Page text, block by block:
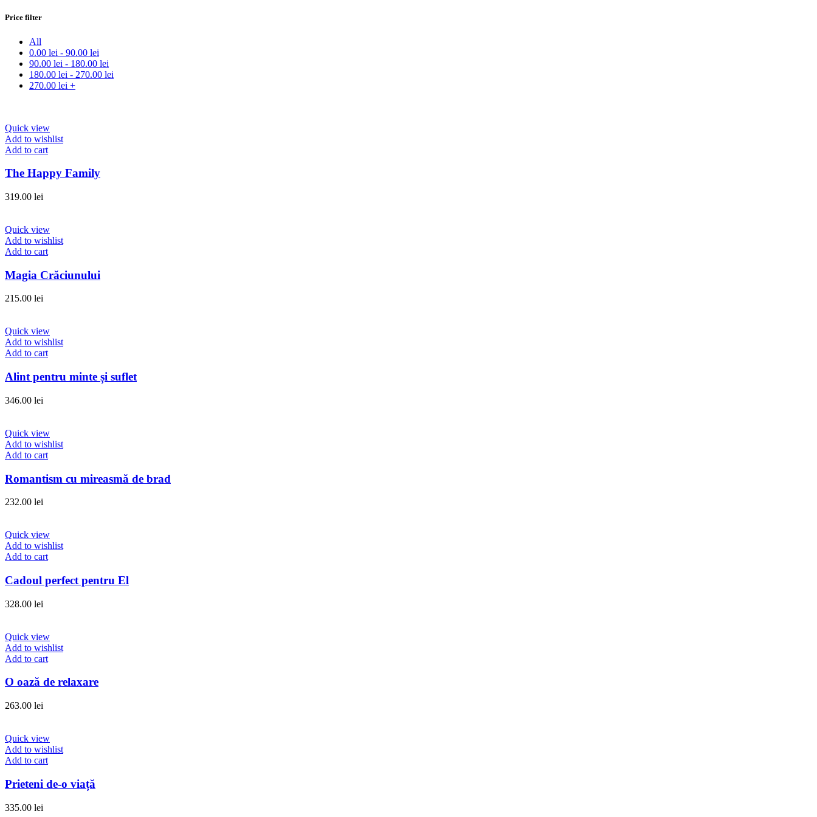
Price filter
All
0.00 lei - 90.00 lei
90.00 lei - 180.00 lei
180.00 lei - 270.00 lei
270.00 lei +
Quick view
Add to wishlist
Add to cart
The Happy Family
319.00 lei
Quick view
Add to wishlist
Add to cart
Magia Crăciunului
215.00 lei
Quick view
Add to wishlist
Add to cart
Alint pentru minte și suflet
346.00 lei
Quick view
Add to wishlist
Add to cart
Romantism cu mireasmă de brad
232.00 lei
Quick view
Add to wishlist
Add to cart
Cadoul perfect pentru El
328.00 lei
Quick view
Add to wishlist
Add to cart
O oază de relaxare
263.00 lei
Quick view
Add to wishlist
Add to cart
Prieteni de-o viață
335.00 lei